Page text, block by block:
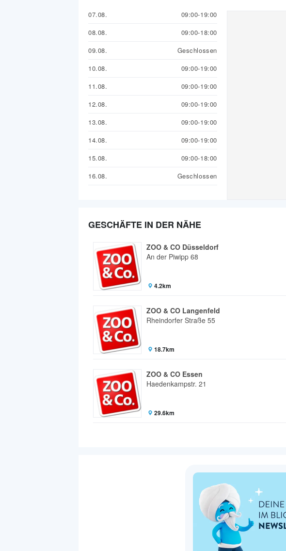
07.08.
09:00-19:00
08.08.
09:00-18:00
09.08.
Geschlossen
10.08.
09:00-19:00
11.08.
09:00-19:00
12.08.
09:00-19:00
13.08.
09:00-19:00
14.08.
09:00-19:00
15.08.
09:00-18:00
16.08.
Geschlossen
GESCHÄFTE IN DER NÄHE
ZOO & CO Düsseldorf
An der Piwipp 68
4.2km
ZOO & CO Langenfeld
Rheindorfer Straße 55
18.7km
ZOO & CO Essen
Haedenkampstr. 21
29.6km